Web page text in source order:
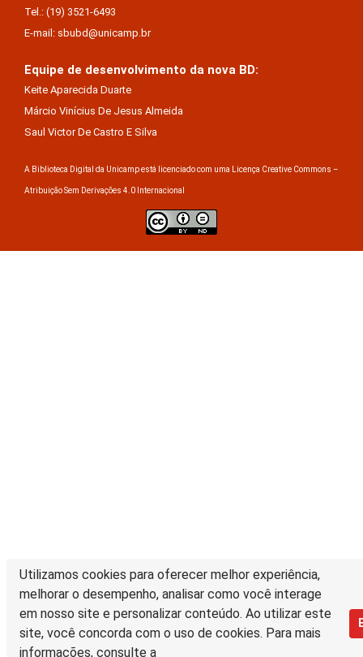
Utilizamos cookies para oferecer melhor experiência,
melhorar o desempenho, analisar como você interage
em nosso site e personalizar conteúdo. Ao utilizar este
site, você concorda com o uso de cookies. Para mais
informações, consulte a
Tel.: (19) 3521-6493
E-mail: sbubd@unicamp.br
Equipe de desenvolvimento da nova BD:
Keite Aparecida Duarte
Márcio Vinícius De Jesus Almeida
Saul Victor De Castro E Silva
A Biblioteca Digital da Unicamp está licenciado com uma Licença Creative Commons –
Atribuição Sem Derivações 4.0 Internacional